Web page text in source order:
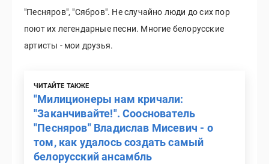
"Песняров", "Сябров". Не случайно люди до сих пор
поют их легендарные песни. Многие белорусские
артисты - мои друзья.
ЧИТАЙТЕ ТАКЖЕ
"Милиционеры нам кричали:
"Заканчивайте!". Сооснователь
"Песняров" Владислав Мисевич - о
том, как удалось создать самый
белорусский ансамбль